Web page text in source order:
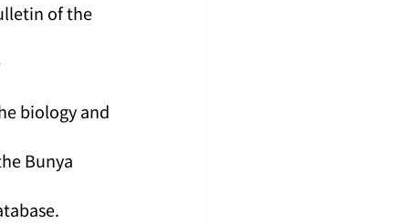
of the
biology and
Bunya